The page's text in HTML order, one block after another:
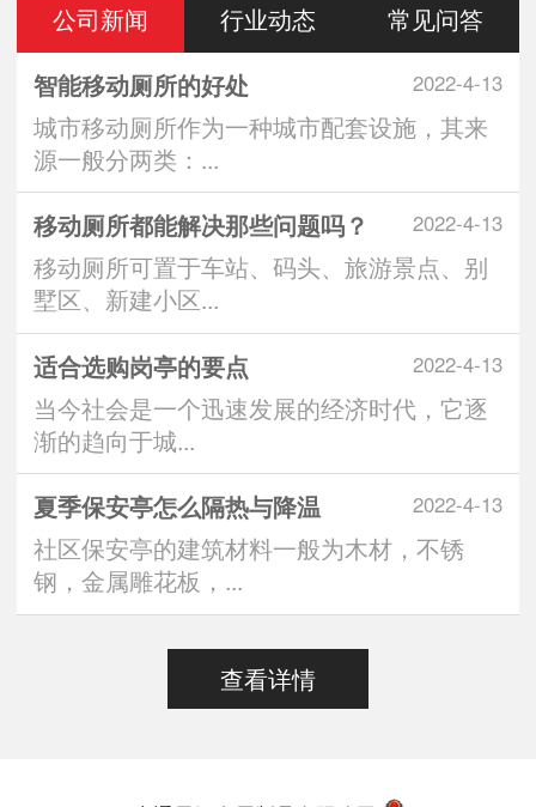
公司新闻 行业动态 常见问答
2022-4-13
智能移动厕所的好处
城市移动厕所作为一种城市配套设施，其来
源一般分两类：...
2022-4-13
移动厕所都能解决那些问题吗？
移动厕所可置于车站、码头、旅游景点、别
墅区、新建小区...
2022-4-13
适合选购岗亭的要点
当今社会是一个迅速发展的经济时代，它逐
渐的趋向于城...
2022-4-13
夏季保安亭怎么隔热与降温
社区保安亭的建筑材料一般为木材，不锈
钢，金属雕花板，...
查看详情